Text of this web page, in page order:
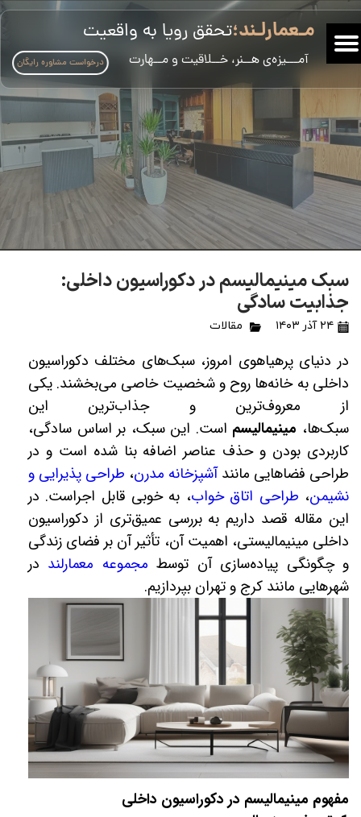
​آمـــیزه‌ی هــنر، خــلاقیت و مــهارت
مـعمارلـند؛تحقق رویا به واقعیت
درخواست مشاوره رایگان
سبک مینیمالیسم در دکوراسیون داخلی:
جذابیت سادگی
۲۴ آذر ۱۴۰۳ مقالات
در دنیای پرهیاهوی امروز، سبک‌های مختلف دکوراسیون
داخلی به خانه‌ها روح و شخصیت خاصی می‌بخشند. یکی
از معروف‌ترین و جذاب‌ترین این
سبک‌ها، مینیمالیسم است. این سبک، بر اساس سادگی،
کاربردی بودن و حذف عناصر اضافه بنا شده است و در
طراحی فضاهایی مانندآشپزخانه مدرن، طراحی پذیرایی و
نشیمن، طراحی اتاق خواب، به خوبی قابل اجراست. در
این مقاله قصد داریم به بررسی عمیق‌تری از دکوراسیون
داخلی مینیمالیستی، اهمیت آن، تأثیر آن بر فضای زندگی
و چگونگی پیاده‌سازی آن توسط مجموعه معمارلند در
شهرهایی مانند کرج و تهران بپردازیم.
مفهوم مینیمالیسم در دکوراسیون داخلی